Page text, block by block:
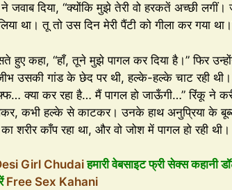
ने जवाब दिया, “क्योंकि मुझे तेरी वो हरकतें अच्छी
था। तू तो उस दिन मेरी पैंटी को गीला कर गया
हुए कहा, “हाँ, तूने मुझे पागल कर दिया है।” फिर
उसकी गांड के छेद पर थी, हल्के-हल्के चाट रही
क्या कर रहा है… मैं पागल हो जाऊँगी…” रिंकू ने
कभी हल्के से काटकर। उनके हाथ अनुप्रिया के
शरीर काँप रहा था, और वो जोश में पागल हो रही थी।
Girl Chudaiहमारी वेबसाइट फ्री सेक्स कहानी
Free Sex Kahani